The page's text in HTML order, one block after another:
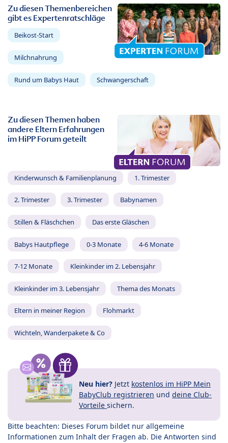
Zu diesen Themenbereichen
gibt es Expertenratschläge
Beikost-Start
Milchnahrung
Rund um Babys Haut Schwangerschaft
Zu diesen Themen haben
andere Eltern Erfahrungen
im HiPP Forum geteilt
Kinderwunsch & Familienplanung 1. Trimester
2. Trimester 3. Trimester Babynamen
Stillen & Fläschchen Das erste Gläschen
Babys Hautpflege 0-3 Monate 4-6 Monate
7-12 Monate Kleinkinder im 2. Lebensjahr
Kleinkinder im 3. Lebensjahr Thema des Monats
Eltern in meiner Region Flohmarkt
Wichteln, Wanderpakete & Co
Neu hier? Jetzt kostenlos im HiPP Mein
BabyClub registrieren und deine Club-
Vorteile sichern.
Bitte beachten: Dieses Forum bildet nur allgemeine
Informationen zum Inhalt der Fragen ab. Die Antworten sind